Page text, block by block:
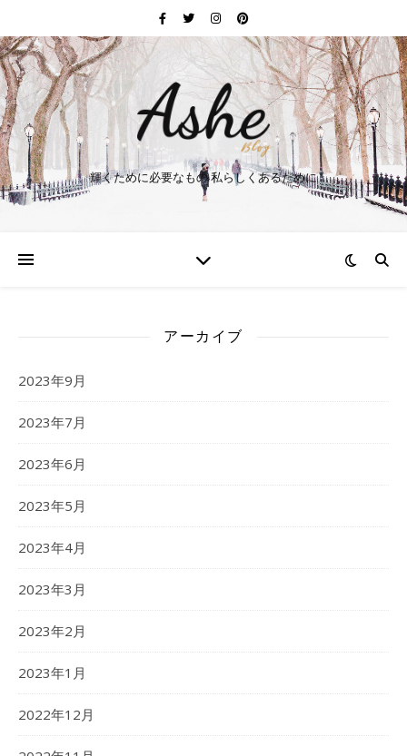
輝くために必要なもの 私らしくあるために
アーカイブ
2023年9月
2023年7月
2023年6月
2023年5月
2023年4月
2023年3月
2023年2月
2023年1月
2022年12月